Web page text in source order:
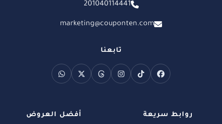
201040114441
marketing@couponten.com
تابعنا
روابط سريعة أفضل العروض